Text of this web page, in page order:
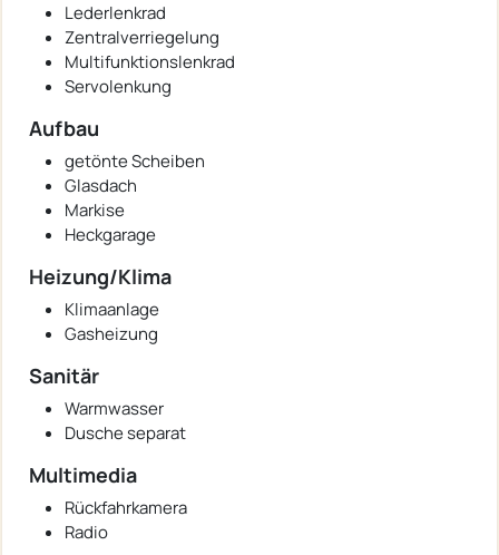
Lederlenkrad
Zentralverriegelung
Multifunktionslenkrad
Servolenkung
Aufbau
getönte Scheiben
Glasdach
Markise
Heckgarage
Heizung/Klima
Klimaanlage
Gasheizung
Sanitär
Warmwasser
Dusche separat
Multimedia
Rückfahrkamera
Radio